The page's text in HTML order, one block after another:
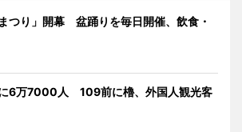
つり」開幕 盆踊りを毎日開催、飲食・
に6万7000人 109前に櫓、外国人観光客